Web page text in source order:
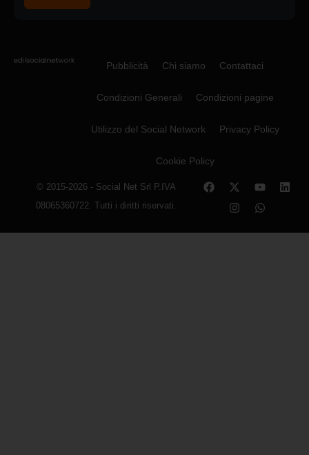
Pubblicità Chi siamo Contattaci
Condizioni Generali Condizioni pagine
Utilizzo del Social Network Privacy Policy
Cookie Policy
© 2015-2026 - Social Net Srl P.IVA
08065360722. Tutti i diritti riservati.